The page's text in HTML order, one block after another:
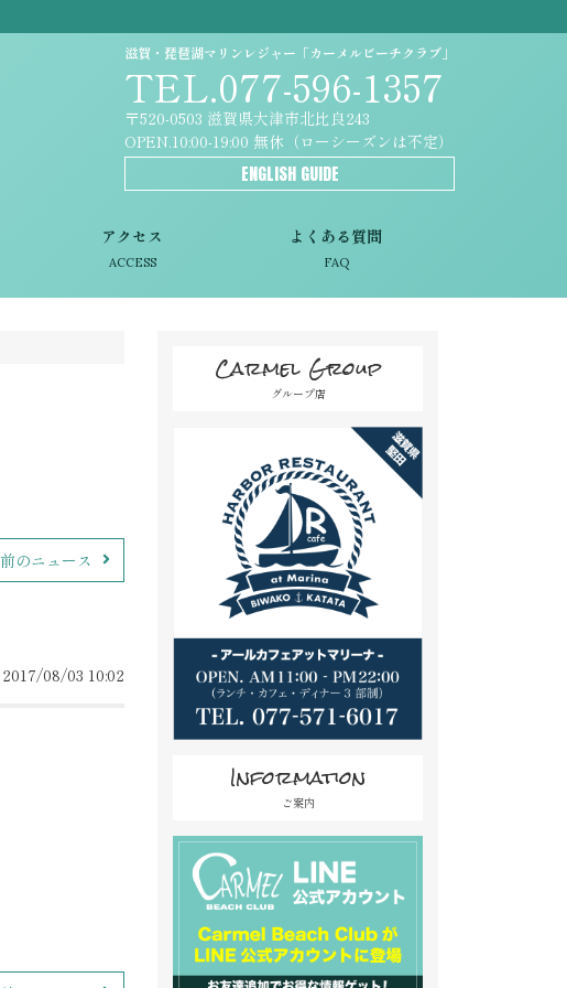
アクセス
ACCESS
よくある質問
FAQ
滋賀・琵琶湖マリンレジャー「カーメルビーチクラブ」
TEL.077-596-1357
〒520-0503 滋賀県大津市北比良243
OPEN.10:00-19:00 無休（ローシーズンは不定）
ENGLISH GUIDE
前のニュース
2017/08/03 10:02
Carmel Group
グループ店
Information
ご案内